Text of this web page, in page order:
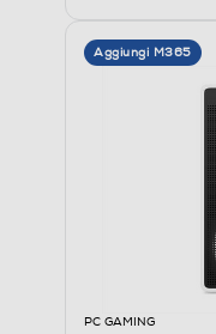
Aggiungi M365
PC GAMING